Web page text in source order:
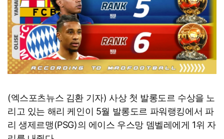
(엑스포츠뉴스 김환 기자) 사상 첫 발롱도르 수상을 노
리고 있는 해리 케인이 5월 발롱도르 파워랭킹에서 파
리 생제르맹(PSG)의 에이스 우스망 뎀벨레에게 1위 자